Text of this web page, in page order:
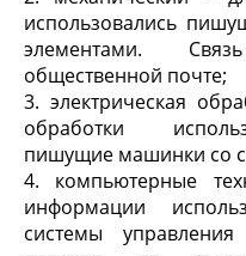
использовались
элементами.
общественной почте;
3. электрическая
обработки
пишущие машинки со
4. компьютерные
информации
системы